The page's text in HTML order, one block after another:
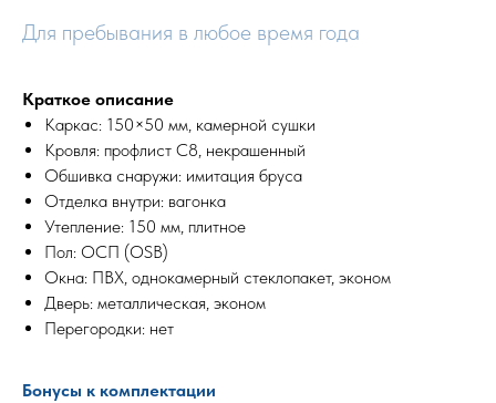
Для пребывания в любое время года
Краткое описание
Каркас: 150×50 мм, камерной сушки
Кровля: профлист С8, некрашенный
Обшивка снаружи: имитация бруса
Отделка внутри: вагонка
Утепление: 150 мм, плитное
Пол: ОСП (OSB)
Окна: ПВХ, однокамерный стеклопакет, эконом
Дверь: металлическая, эконом
Перегородки: нет
Бонусы к комплектации